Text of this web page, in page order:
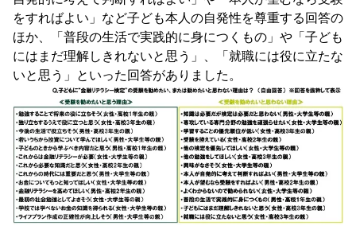
をすればよい」など子ども本人の自発性を尊重する回答の
ほか、「普段の生活で実践的に身につくもの」や「子ども
にはまだ理解しきれないと思う」、「就職には役に立たな
いと思う」といった回答がありました。